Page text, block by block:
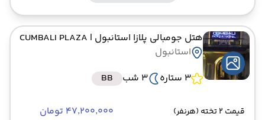
هتل جومبالی پلازا استانبول | CUMBALI PLAZA
استانبول
3 ستاره
3 شب BB
قیمت 2 تخته (هرنفر) ۴۷٬۲۰۰٬۰۰۰ تومان